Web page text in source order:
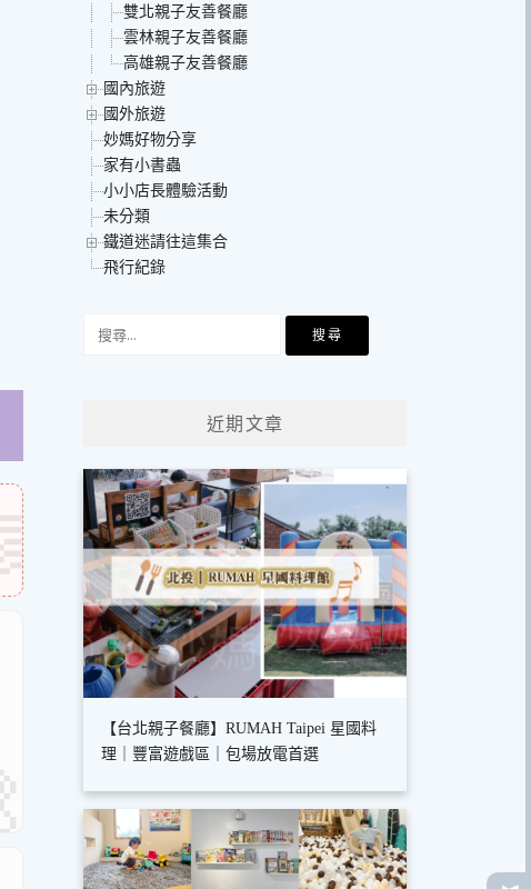
雙北親子友善餐廳
雲林親子友善餐廳
高雄親子友善餐廳
國內旅遊
國外旅遊
妙媽好物分享
家有小書蟲
小小店長體驗活動
未分類
鐵道迷請往這集合
飛行紀錄
近期文章
【台北親子餐廳】RUMAH Taipei 星國料
理｜豐富遊戲區｜包場放電首選